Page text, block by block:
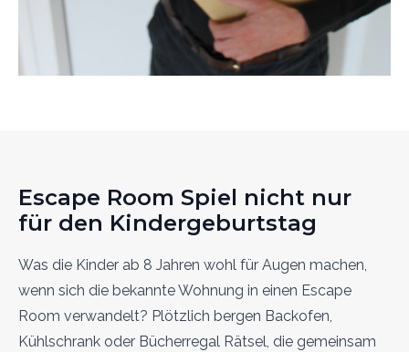
Escape Room Spiel nicht nur
für den Kindergeburtstag
Was die Kinder ab 8 Jahren wohl für Augen machen,
wenn sich die bekannte Wohnung in einen Escape
Room verwandelt? Plötzlich bergen Backofen,
Kühlschrank oder Bücherregal Rätsel, die gemeinsam